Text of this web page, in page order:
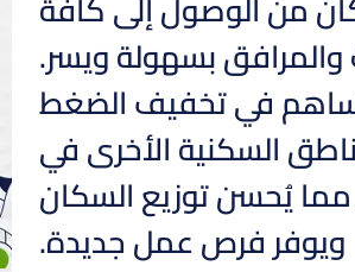
والمرافق بسهولة ويسر.
في تخفيف الضغط
السكنية الأخرى في
مما يُحسن توزيع السكان
ويوفر فرص عمل جديدة.